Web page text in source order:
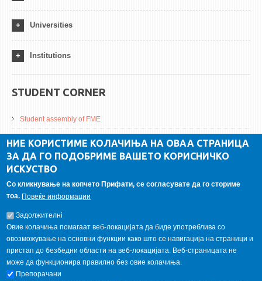
Universities
Institutions
STUDENT CORNER
Student assembly of FME
Da Vinci Magazinne
Alumni association
GALLERY
НИЕ КОРИСТИМЕ КОЛАЧИЊА НА ОВАА СТРАНИЦА
ЗА ДА ГО ПОДОБРИМЕ ВАШЕТО КОРИСНИЧКО
ИСКУСТВО
Со кликнување на копчето Прифати, се согласувате да го сториме
тоа. Повеќе информации
Задолжителнi
Овие колачиња помагаат веб-локацијата да биде употреблива со
овозможување на основни функции како што се навигација на страници и
пристап до безбедни области на веб-локацијата. Веб-страницата не
може да функционира правилно без овие колачиња.
Препорачани